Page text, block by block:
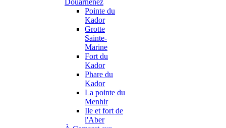
Douarnenez
Pointe du
Kador
Grotte
Sainte-
Marine
Fort du
Kador
Phare du
Kador
La pointe du
Menhir
Ile et fort de
l'Aber